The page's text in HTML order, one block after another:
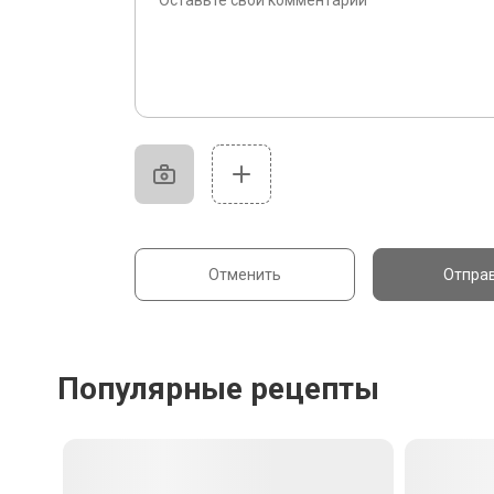
Отменить
Популярные рецепты